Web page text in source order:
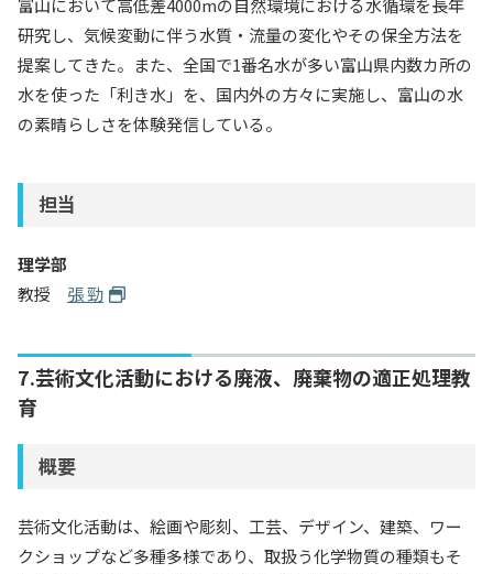
研究し、気候変動に伴う水質・流量の変化やその保全方法を
提案してきた。また、全国で1番名水が多い富山県内数カ所の
水を使った「利き水」を、国内外の方々に実施し、富山の水
の素晴らしさを体験発信している。
担当
理学部
教授 張 勁
7.芸術文化活動における廃液、廃棄物の適正処理教
育
概要
芸術文化活動は、絵画や彫刻、工芸、デザイン、建築、ワー
クショップなど多種多様であり、取扱う化学物質の種類もそ